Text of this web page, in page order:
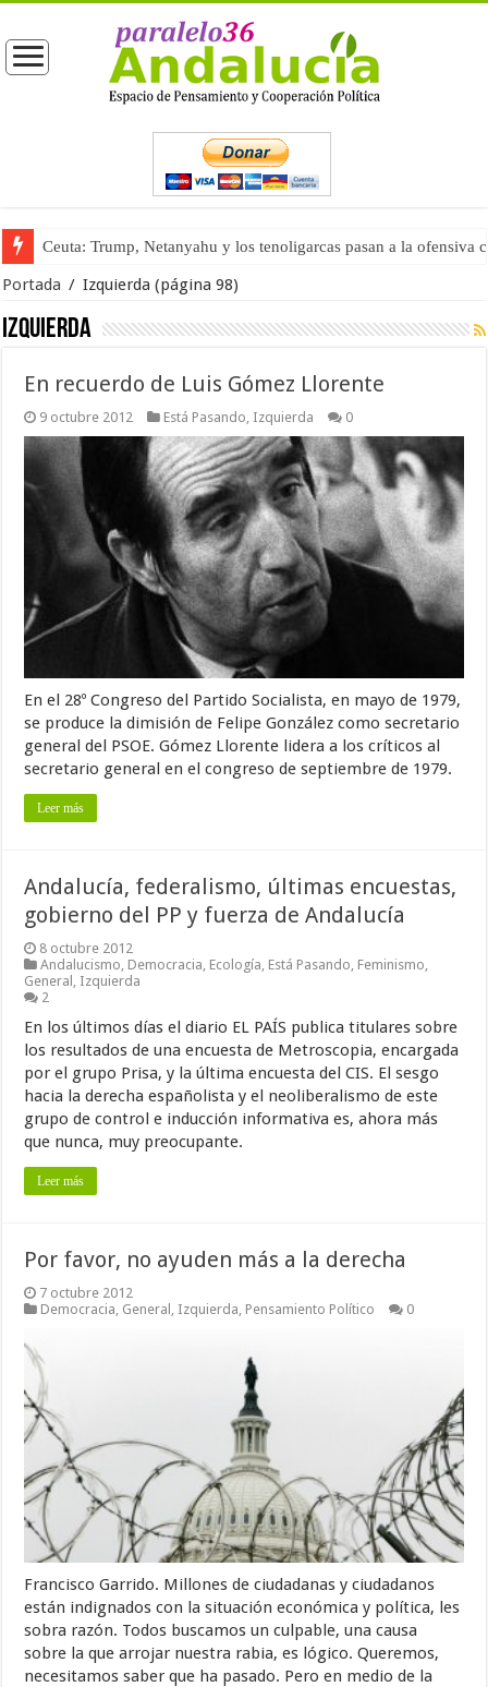
Ceuta: Trump, Netanyahu y los tenoligarcas pasan a la ofensiva
Portada / Izquierda (página 98)
Izquierda
En recuerdo de Luis Gómez Llorente
9 octubre 2012 Está Pasando, Izquierda 0
En el 28º Congreso del Partido Socialista, en mayo de 1979,
se produce la dimisión de Felipe González como secretario
general del PSOE. Gómez Llorente lidera a los críticos al
secretario general en el congreso de septiembre de 1979.
Leer más
Andalucía, federalismo, últimas encuestas,
gobierno del PP y fuerza de Andalucía
8 octubre 2012
Andalucismo Democracia Ecología Está Pasando Feminismo
General
Izquierda
2
En los últimos días el diario EL PAÍS publica titulares sobre
los resultados de una encuesta de Metroscopia, encargada
por el grupo Prisa, y la última encuesta del CIS. El sesgo
hacia la derecha españolista y el neoliberalismo de este
grupo de control e inducción informativa es, ahora más
que nunca, muy preocupante.
Leer más
Por favor, no ayuden más a la derecha
7 octubre 2012
Democracia General Izquierda Pensamiento Político 0
Francisco Garrido. Millones de ciudadanas y ciudadanos
están indignados con la situación económica y política, les
sobra razón. Todos buscamos un culpable, una causa
sobre la que arrojar nuestra rabia, es lógico. Queremos,
necesitamos saber que ha pasado. Pero en medio de la